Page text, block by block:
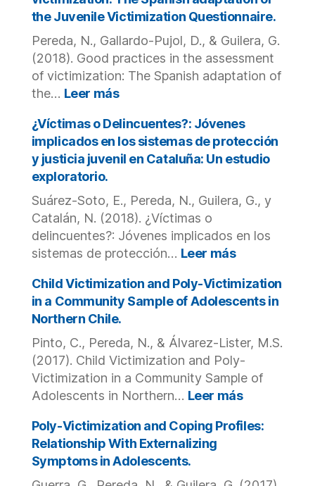
different
methodological
approaches
using
the
Juvenile
Questionnaire:
Are
we
identifying
same
victims?
the Juvenile Victimization Questionnaire.
Pereda, N., Gallardo-Pujol, D., & Guilera, G.
(2018). Good practices in the assessment
of victimization: The Spanish adaptation of
the… Leer más:
practices
in
the
assessment
victimization:
The
Spanish
adaptation
of
the
Juvenile
Victimization
Questionnaire.
¿Víctimas o Delincuentes?: Jóvenes
implicados en los sistemas de protección
y justicia juvenil en Cataluña: Un estudio
exploratorio.
Suárez-Soto, E., Pereda, N., Guilera, G., y
Catalán, N. (2018). ¿Víctimas o
delincuentes?: Jóvenes implicados en los
sistemas de protección… Leer más:
o
en
los
sistemas
de
y
Child Victimization and Poly-Victimization
in a Community Sample of Adolescents in
Northern Chile.
Pinto, C., Pereda, N., & Álvarez-Lister, M.S.
(2017). Child Victimization and Poly-
Victimization in a Community Sample of
Adolescents in Northern… Leer más:
Poly-Victimization and Coping Profiles:
Relationship With Externalizing
Symptoms in Adolescents.